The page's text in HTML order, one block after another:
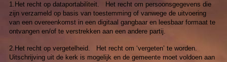
1.Het recht op dataportabiliteit. Het recht om persoonsgegevens die
zijn verzameld op basis van toestemming of vanwege de uitvoering
van een overeenkomst in een digitaal gangbaar en leesbaar formaat te
ontvangen en/of te verstrekken aan een andere partij.
2.Het recht op vergetelheid. Het recht om ‘vergeten’ te worden.
Uitschrijving uit de kerk is mogelijk en de gemeente moet voldoen aan